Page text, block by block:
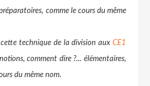
comme le cours du même
technique de la division aux CE1
comment dire ?... élémentaires,
du même nom.